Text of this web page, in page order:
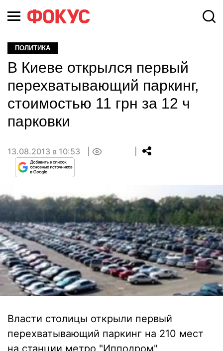
ПОЛИТИКА
В Киеве открылся первый
перехватывающий паркинг,
cтоимостью 11 грн за 12 ч
парковки
13.08.2013 в 10:53
Власти столицы открыли первый
перехватывающий паркинг на 210 мест
на станции метро "Ипподром",